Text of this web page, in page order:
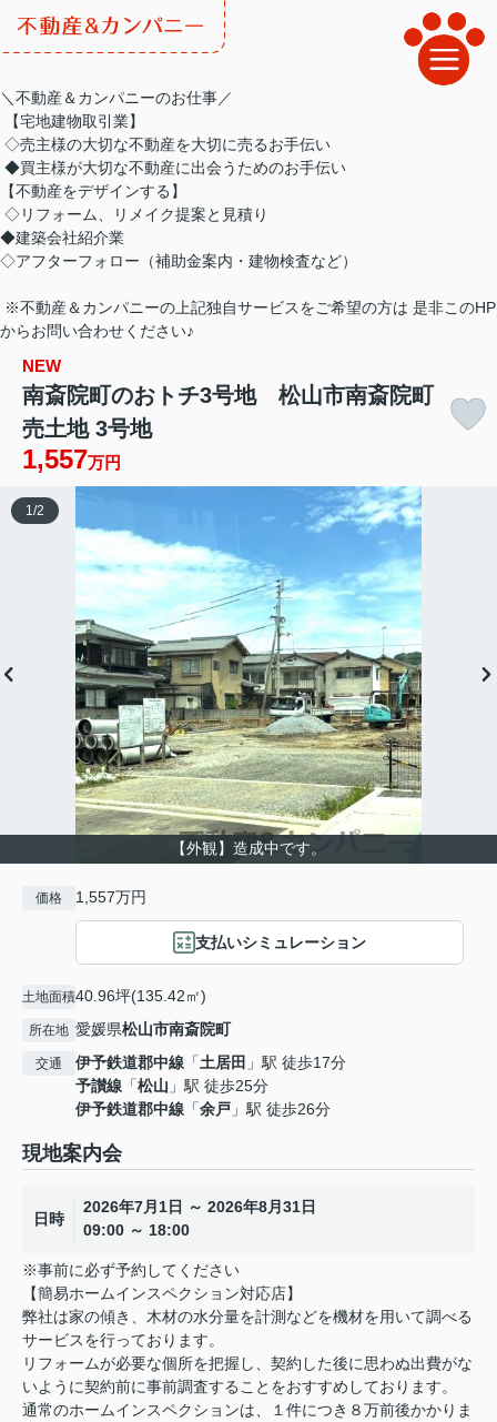
＼不動産＆カンパニーのお仕事／
【宅地建物取引業】
◇売主様の大切な不動産を大切に売るお手伝い
◆買主様が大切な不動産に出会うためのお手伝い
【不動産をデザインする】
◇リフォーム、リメイク提案と見積り
◆建築会社紹介業
◇アフターフォロー（補助金案内・建物検査など）
※不動産＆カンパニーの上記独自サービスをご希望の方は 是非このHP
からお問い合わせください♪
NEW
南斎院町のおトチ3号地 松山市南斎院町
売土地 3号地
1,557万円
【外観】造成中です。
1 /2
価格 1,557万円
支払いシミュレーション
土地面積40.96坪(135.42㎡)
所在地 愛媛県松山市南斎院町
交通 伊予鉄道郡中線 「土居田 」駅 徒歩17分
予讃線 「松山 」駅 徒歩25分
伊予鉄道郡中線 「余戸 」駅 徒歩26分
現地案内会
日時
2026年7月1日 ～ 2026年8月31日
09:00 ～ 18:00
※事前に必ず予約してください
【簡易ホームインスペクション対応店】
弊社は家の傾き、木材の水分量を計測などを機材を用いて調べる
サービスを行っております。
リフォームが必要な個所を把握し、契約した後に思わぬ出費がな
いように契約前に事前調査することをおすすめしております。
通常のホームインスペクションは、１件につき８万前後かかりま